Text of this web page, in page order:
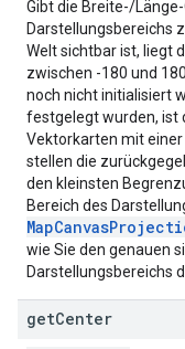
Gibt die Breite-/
Darstellungsbereichs
Welt sichtbar ist, liegt
zwischen -180 und
noch nicht initialisiert
festgelegt wurden, ist
Vektorkarten mit einer
stellen die
den kleinsten
Bereich des
wie Sie den genauen
Darstellungsbereichs
getCenter